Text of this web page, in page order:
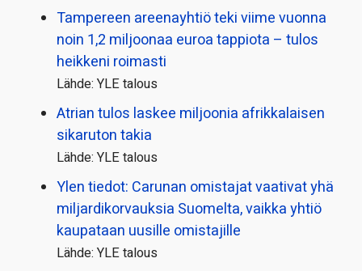
Tampereen areenayhtiö teki viime vuonna
noin 1,2 miljoonaa euroa tappiota – tulos
heikkeni roimasti
Lähde: YLE talous
Atrian tulos laskee miljoonia afrikkalaisen
sikaruton takia
Lähde: YLE talous
Ylen tiedot: Carunan omistajat vaativat yhä
miljardi­korvauksia Suomelta, vaikka yhtiö
kaupataan uusille omistajille
Lähde: YLE talous